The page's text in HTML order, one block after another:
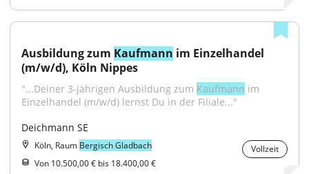
Ausbildung zum Kaufmann im Einzelhandel
(m/w/d), Köln Nippes
"...Deiner 3-jährigen Ausbildung zum Kaufmann im
Einzelhandel (m/w/d) lernst Du in der Filiale..."
Deichmann SE
Köln, Raum Bergisch Gladbach
Vollzeit
Von 10.500,00 € bis 18.400,00 €